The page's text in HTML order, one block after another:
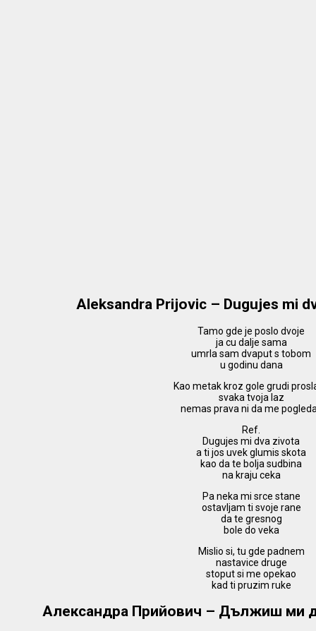
Aleksandra Prijovic – Dugujes mi
Tamo gde je poslo dvoje
ja cu dalje sama
umrla sam dvaput s tobom
u godinu dana
Kao metak kroz gole grudi
svaka tvoja laz
nemas prava ni da me
Ref.
Dugujes mi dva zivota
a ti jos uvek glumis skota
kao da te bolja sudbina
na kraju ceka
Pa neka mi srce stane
ostavljam ti svoje rane
da te gresnog
bole do veka
Mislio si, tu gde padnem
nastavice druge
stoput si me opekao
kad ti pruzim ruke
Александра Прийович – Дължиш ми